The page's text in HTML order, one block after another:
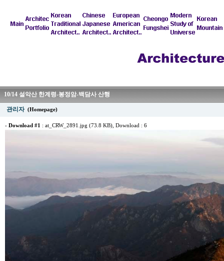
10/14 설악산 한계령-봉정암-백담사 산행
관리자 (Homepage)
- Download #1 : at_CRW_2891.jpg (73.8 KB) , Download : 6